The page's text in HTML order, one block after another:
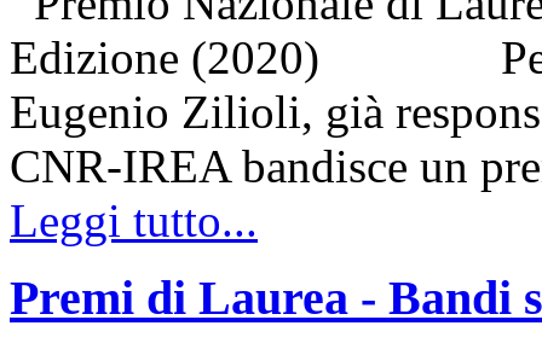
Edizione (2020) Per
Eugenio Zilioli, già
CNR-IREA bandisce un
Leggi tutto...
Premi di Laurea - Bandi